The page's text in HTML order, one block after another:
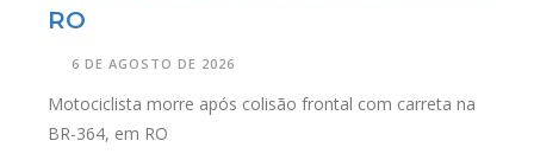
RO
6 DE AGOSTO DE 2026
Motociclista morre após colisão frontal com carreta na
BR-364, em RO